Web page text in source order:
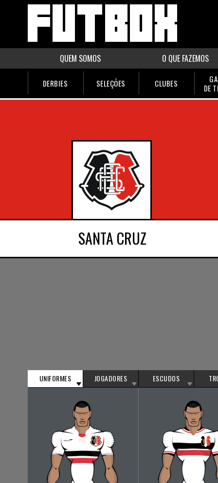
QUEM SOMOS O QUE FAZEMOS
DERBIES SELEÇÕES CLUBES
DE
SANTA CRUZ
UNIFORMES JOGADORES ESCUDOS